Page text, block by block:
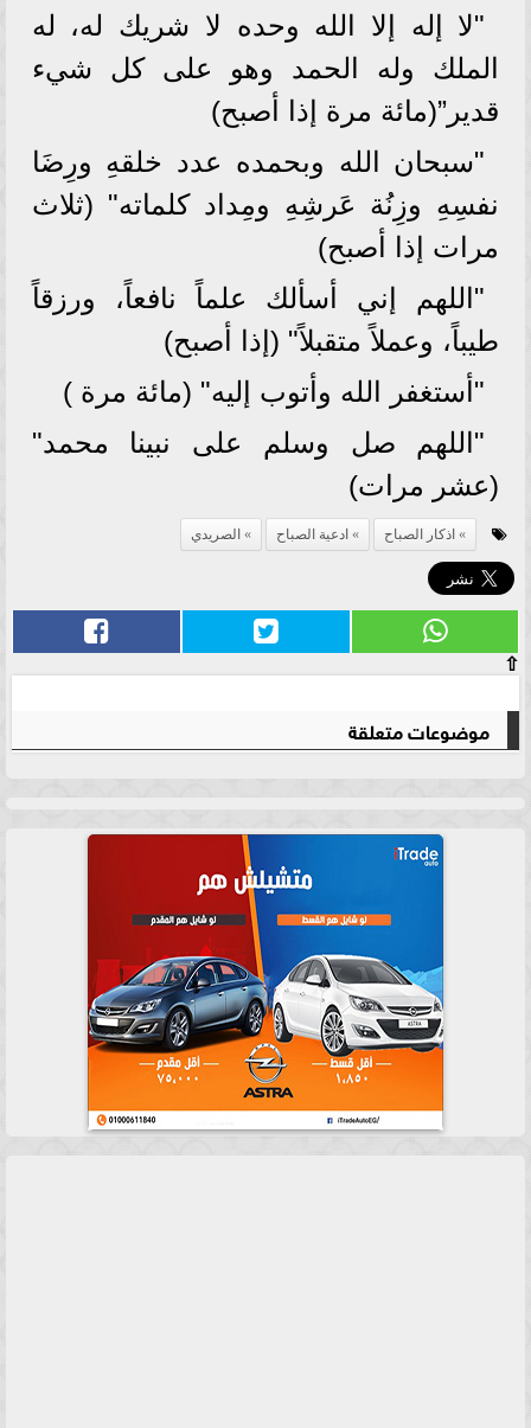
"لا إله إلا الله وحده لا شريك له، له
الملك وله الحمد وهو على كل شيء
قدير”(مائة مرة إذا أصبح)
"سبحان الله وبحمده عدد خلقهِ ورِضَا
نفسِهِ وزِنُة عَرشِهِ ومِداد كلماته" (ثلاث
مرات إذا أصبح)
"اللهم إني أسألك علماً نافعاً، ورزقاً
طيباً، وعملاً متقبلاً" (إذا أصبح)
"أستغفر الله وأتوب إليه" (مائة مرة )
"اللهم صل وسلم على نبينا محمد"
(عشر مرات)
اذكار الصباح ادعية الصباح الصريدي
⇧
موضوعات متعلقة